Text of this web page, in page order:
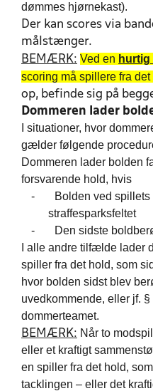
dømmes hjørnekast).
Der kan scores via
målstænger.
BEMÆRK: Ved en
scoring må spillere fra
op, befinde sig på
Dommeren lader
I situationer, hvor
gælder følgende
Dommeren lader bolden
forsvarende hold, hvis
-
Bolden ved
straffesparksfeltet
-
Den sidste
I alle andre tilfælde lader
spiller fra det hold, som
hvor bolden sidst blev
uvedkommende, eller jf.
dommerteamet.
BEMÆRK: Når to
eller et kraftigt
en spiller fra det hold,
tacklingen – eller det